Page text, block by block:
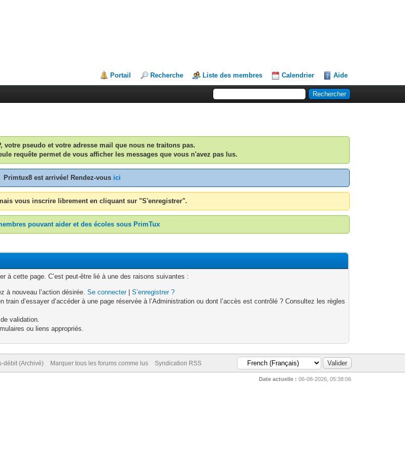
Portail Recherche Liste des membres Calendrier Aide
votre pseudo et votre adresse mail que nous ne traitons pas.
requête permet de vous afficher les messages que vous n'avez pas lus.
Primtux8 est arrivée! Rendez-vous ici
vous inscrire librement en cliquant sur "S'enregistrer".
pouvant aider et des écoles sous PrimTux
à cette page. C’est peut-être lié à une des raisons suivantes :
à nouveau l’action désirée.Se connecter|S’enregistrer ?
d’essayer d’accéder à une page réservée à l’Administration ou dont l’accès est contrôlé ? Consultez les règles
validation.
ou liens appropriés.
débit (Archivé) Marquer tous les forums comme lus Syndication RSS
Date actuelle : 06-08-2026, 05:38:06